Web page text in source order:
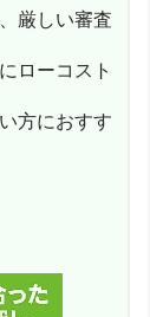
厳しい審査
ローコスト
方におすす